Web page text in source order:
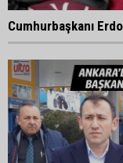
Cumhurbaşkanı